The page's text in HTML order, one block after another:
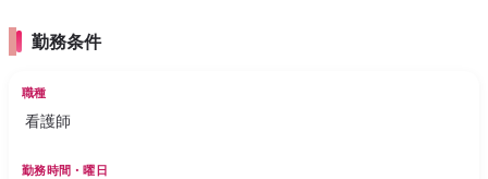
勤務条件
職種
看護師
勤務時間・曜日